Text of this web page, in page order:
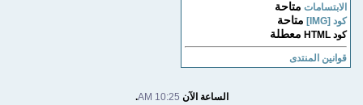
الابتسامات متاحة
كود [IMG] متاحة
كود HTML معطلة
قوانين المنتدى
الساعة الآن10:25 AM
.